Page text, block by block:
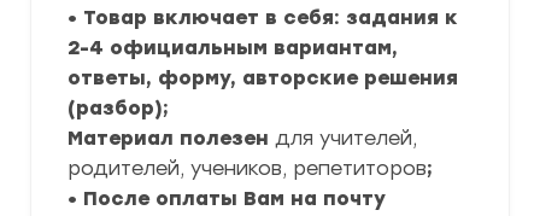
• Товар включает в себя: задания к
2-4 официальным вариантам,
ответы, форму, авторские решения
(разбор);
Материал полезен для учителей,
родителей, учеников, репетиторов;
• После оплаты Вам на почту